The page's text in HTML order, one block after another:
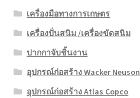
เครื่องมือทางการเกษตร
เครื่องปั่นสนิม /เครื่องขัดสนิม
ปากกาจับชิ้นงาน
อุปกรณ์ก่อสร้าง Wacker Neuson
อุปกรณ์ก่อสร้าง Atlas Copco